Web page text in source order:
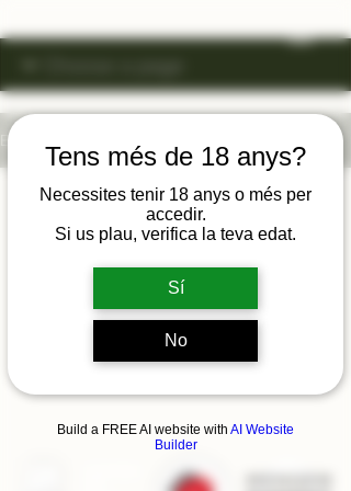
Tens més de 18 anys?
Necessites tenir 18 anys o més per
accedir.
Si us plau, verifica la teva edat.
Sí
No
Build a FREE AI website with AI Website
Builder
Blog
Encara no hi ha
entrades en aquest
idioma
Un cop publicades les entrades,
les veuràs aquí.